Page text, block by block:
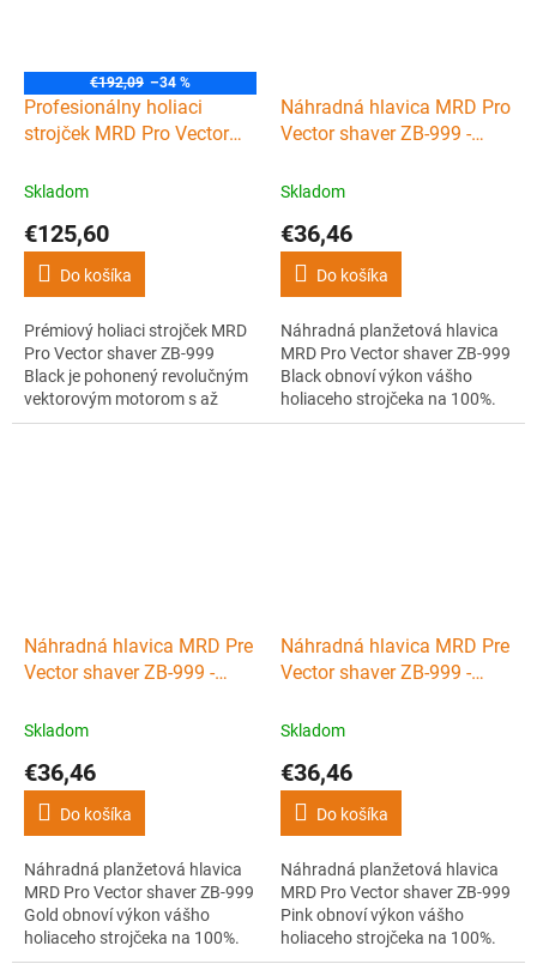
€192,09 –34 %
Profesionálny holiaci
strojček MRD Pro Vector
Skladom
€125,60
Do košíka
Prémiový holiaci strojček MRD
Pro Vector shaver ZB-999
Black je pohonený revolučným
vektorovým motorom s až
13000 otáčkami za minútu.
Náhradná hlavica MRD Pro
Vector shaver ZB-999 -
Skladom
€36,46
Do košíka
Náhradná planžetová hlavica
MRD Pro Vector shaver ZB-999
Black obnoví výkon vášho
holiaceho strojčeka na 100%.
Kvalitné hypoalergénne
Náhradná hlavica MRD Pre
Vector shaver ZB-999 -
Skladom
€36,46
Do košíka
Náhradná planžetová hlavica
MRD Pro Vector shaver ZB-999
Gold obnoví výkon vášho
holiaceho strojčeka na 100%.
Kvalitné hypoalergénne
Náhradná hlavica MRD Pre
Vector shaver ZB-999 -
Skladom
€36,46
Do košíka
Náhradná planžetová hlavica
MRD Pro Vector shaver ZB-999
Pink obnoví výkon vášho
holiaceho strojčeka na 100%.
Kvalitné hypoalergénne